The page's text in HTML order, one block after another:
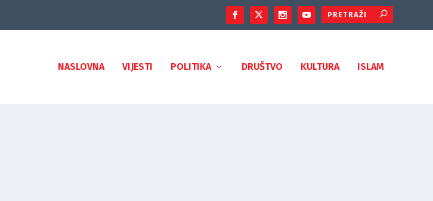
NASLOVNA VIJESTI POLITIKA DRUŠTVO KULTURA ISLAM